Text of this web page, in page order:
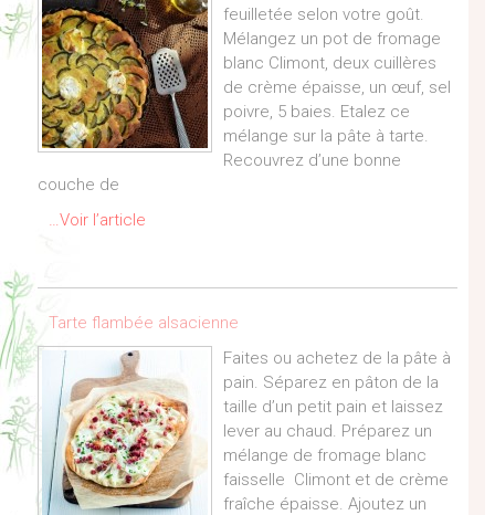
feuilletée selon votre goût.
Mélangez un pot de fromage
blanc Climont, deux cuillères
de crème épaisse, un œuf, sel
poivre, 5 baies. Etalez ce
mélange sur la pâte à tarte.
Recouvrez d’une bonne
couche de
…Voir l’article
Tarte flambée alsacienne
Faites ou achetez de la pâte à
pain. Séparez en pâton de la
taille d’un petit pain et laissez
lever au chaud. Préparez un
mélange de fromage blanc
faisselle Climont et de crème
fraîche épaisse. Ajoutez un